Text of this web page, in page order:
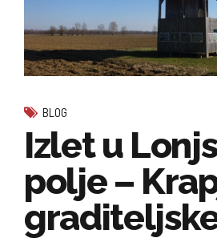
BLOG
Izlet u
polje –